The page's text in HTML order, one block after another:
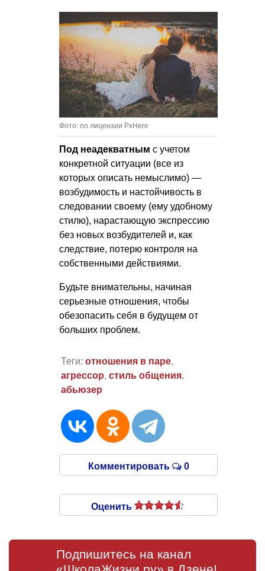
Фото: по лицензии PxHere
Под неадекватным с учетом
конкретной ситуации (все из
которых описать немыслимо) —
возбудимость и настойчивость в
следовании своему (ему удобному
стилю), нарастающую экспрессию
без новых возбудителей и, как
следствие, потерю контроля на
собственными действиями.
Будьте внимательны, начиная
серьезные отношения, чтобы
обезопасить себя в будущем от
больших проблем.
Теги: отношения в паре,
агрессор, стиль общения,
абьюзер
Комментировать 0
Оценить
Подпишитесь на канал